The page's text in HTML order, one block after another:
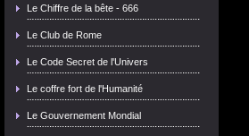
Le Chiffre de la bête - 666
Le Club de Rome
Le Code Secret de l'Univers
Le coffre fort de l'Humanité
Le Gouvernement Mondial